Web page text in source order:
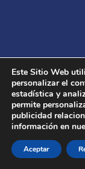
Aviso
Este Sitio Web
personalizar el
estadística y
permite
publicidad
información en
Aceptar